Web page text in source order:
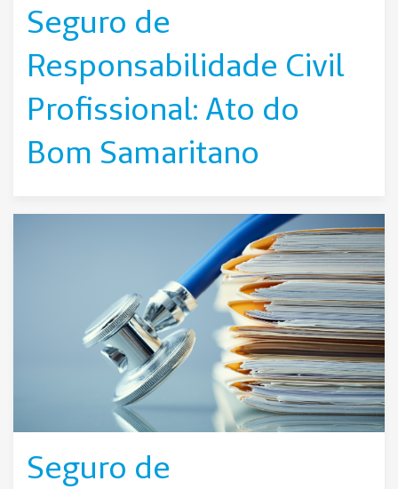
Seguro de
Responsabilidade Civil
Profissional: Ato do
Bom Samaritano
Seguro de